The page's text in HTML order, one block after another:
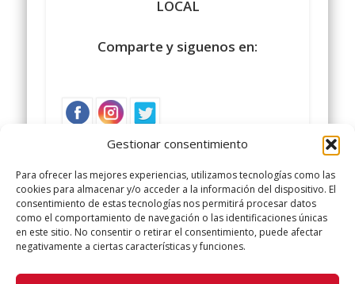
Gestionar consentimiento
Para ofrecer las mejores experiencias, utilizamos tecnologías como las
cookies para almacenar y/o acceder a la información del dispositivo. El
consentimiento de estas tecnologías nos permitirá procesar datos
como el comportamiento de navegación o las identificaciones únicas
en este sitio. No consentir o retirar el consentimiento, puede afectar
negativamente a ciertas características y funciones.
LOCAL
Comparte y siguenos en:
Oposición